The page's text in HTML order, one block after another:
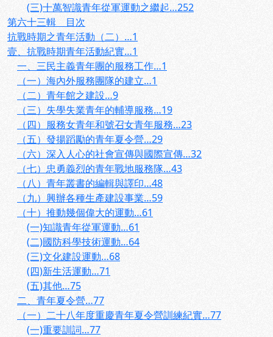
(三)十萬智識青年從軍運動之繼起…252
第六十三輯 目次
抗戰時期之青年活動（二）…1
壹、抗戰時期青年活動紀實…1
一、三民主義青年團的服務工作…1
（一）海內外服務團隊的建立…1
（二）青年館之建設…9
（三）失學失業青年的輔導服務…19
（四）服務女青年和號召女青年服務…23
（五）發揚蹈勵的青年夏令營…29
（六）深入人心的社會宣傳與國際宣傳…32
（七）忠勇義烈的青年戰地服務隊…43
（八）青年叢書的編輯與譯印…48
（九）興辦各種生產建設事業…59
（十）推動幾個偉大的運動…61
(一)知識青年從軍運動…61
(二)國防科學技術運動…64
(三)文化建設運動…68
(四)新生活運動…71
(五)其他…75
二、青年夏令營…77
（一）二十八年度重慶青年夏令營訓練紀實…77
(一)重要訓詞…77